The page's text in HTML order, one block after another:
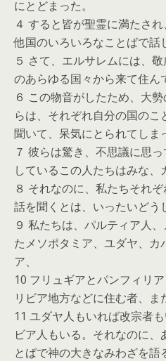
にとどまった。
４ すると皆が聖霊に満たされ
他国のいろいろなことばで話
５ さて、エルサレムには、
のあらゆる国々から来て住ん
６ この物音がしたため、大
らは、それぞれ自分の国の
聞いて、呆気にとられてしま
７ 彼らは驚き、不思議に思
しているこの人たちはみな、
８ それなのに、私たちそれ
話を聞くとは、いったいどう
９ 私たちは、パルティア人
たメソポタミア、ユダヤ、
ア、
10 フリュギアとパンフィリ
リビア地方などに住む者、ま
11 ユダヤ人もいれば改宗者
ビア人もいる。それなのに
とばで神の大きなみわざを語